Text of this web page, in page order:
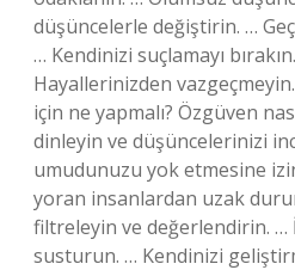
düşüncelerle değiştirin. …
… Kendinizi suçlamayı
Hayallerinizden
için ne yapmalı? Özgüven
dinleyin ve düşüncelerinizi
umudunuzu yok etmesine
yoran insanlardan uzak
filtreleyin ve değerlendirin. …
susturun. … Kendinizi